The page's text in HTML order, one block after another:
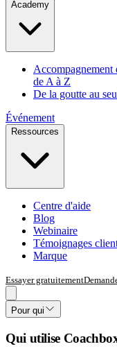
Academy
Accompagnement
de A à Z
De la goutte au
Événement
Ressources
Centre d'aide
Blog
Webinaire
Témoignages
Marque
Essayer gratuitement
Pour qui
Qui utilise